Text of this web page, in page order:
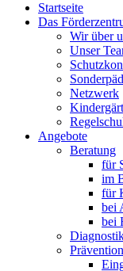
Startseite
Das
Wir über
Unser
Netzwerk
Angebote
Beratung
für
im
für
bei
bei
Prävention